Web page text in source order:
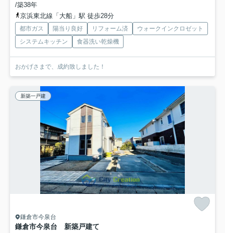
/築38年
京浜東北線「大船」駅 徒歩28分
都市ガス 陽当り良好 リフォーム済
ウォークインクロゼット
システムキッチン
食器洗い乾燥機
おかげさまで、成約致しました！
新築一戸建
鎌倉市今泉台
鎌倉市今泉台 新築戸建て